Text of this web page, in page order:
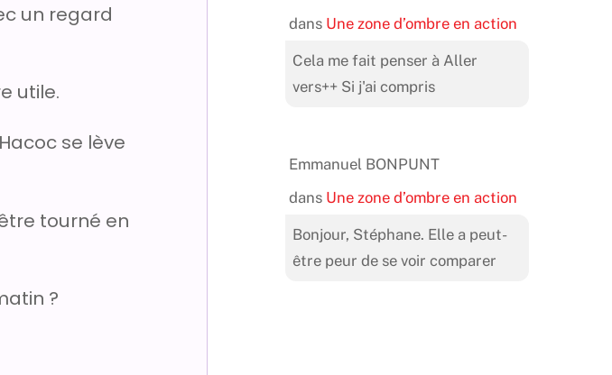
un regard
utile.
se lève
tourné en
?
dans Une zone d’ombre en action
Cela me fait penser à Aller
vers++ Si j'ai compris
Emmanuel BONPUNT
dans Une zone d’ombre en action
Bonjour, Stéphane. Elle a peut-
être peur de se voir comparer